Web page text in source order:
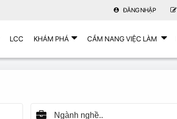
ĐĂNG NHẬP
LCC KHÁM PHÁ CẨM NANG VIỆC LÀM